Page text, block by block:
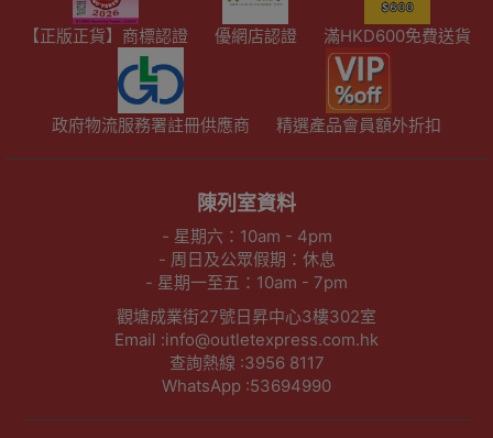
【正版正貨】商標認證 優網店認證 滿HKD600免費送貨
政府物流服務署註冊供應商 精選產品會員額外折扣
陳列室資料
- 星期六：10am - 4pm
- 周日及公眾假期：休息
- 星期一至五：10am - 7pm
觀塘成業街27號日昇中心3樓302室
Email :info@outletexpress.com.hk
查詢熱線 :3956 8117
WhatsApp :53694990